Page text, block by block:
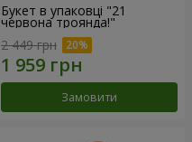
Букет в упаковці "21
червона троянда!"
2 449 грн
Замовити